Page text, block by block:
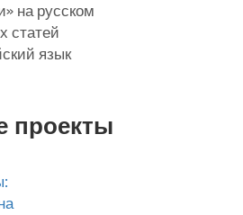
на русском
статей
язык
проекты